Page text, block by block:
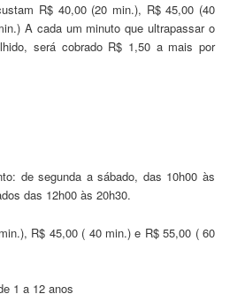
R$ 40,00 (20 min.), R$ 45,00 (40
A cada um minuto que ultrapassar o
será cobrado R$ 1,50 a mais por
de segunda a sábado, das 10h00 às
das 12h00 às 20h30.
R$ 45,00 ( 40 min.) e R$ 55,00 ( 60
1 a 12 anos